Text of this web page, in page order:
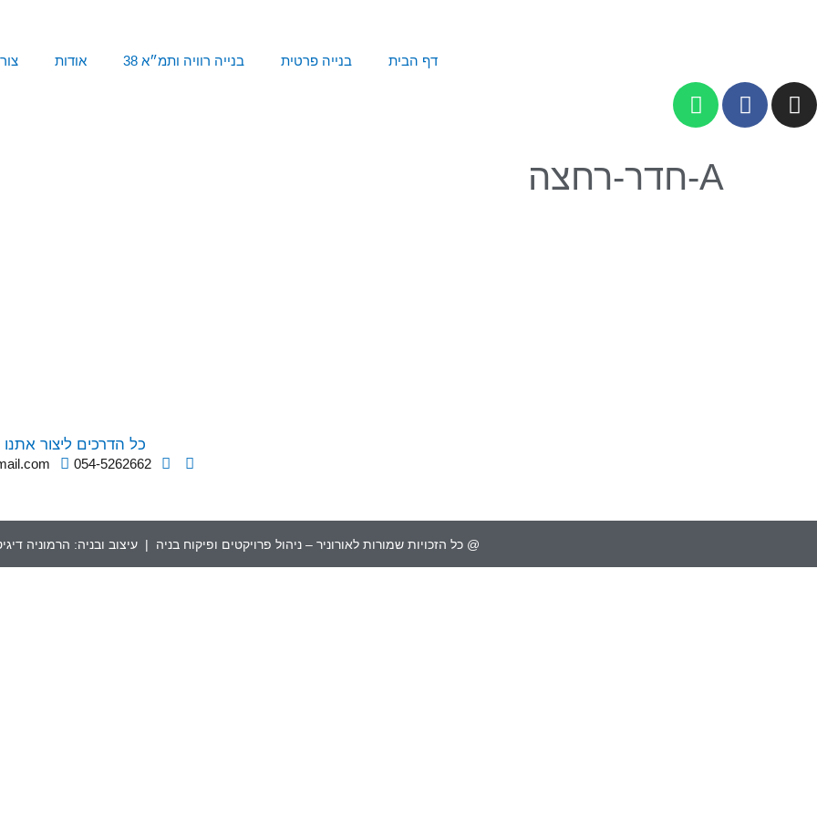
דף הבית בנייה פרטית בנייה רוויה ותמ״א 38 אודות
A-חדר-רחצה
כל הדרכים ליצור
054-5262662
@ כל הזכויות שמורות לאורוניר – ניהול פרויקטים ופיקוח בניה | עיצוב ובניה: הרמוניה